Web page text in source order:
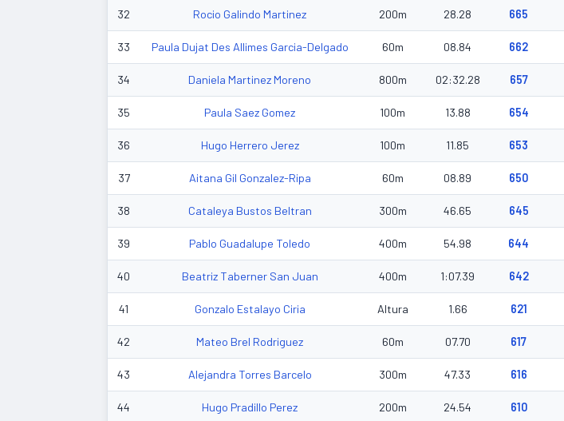
32 Rocio Galindo Martinez 200m 28.28 665
33 Paula Dujat Des Allimes Garcia-Delgado 60m 08.84 662
34 Daniela Martinez Moreno 800m 02:32.28 657
35 Paula Saez Gomez 100m 13.88 654
36 Hugo Herrero Jerez 100m 11.85 653
37 Aitana Gil Gonzalez-Ripa 60m 08.89 650
38 Cataleya Bustos Beltran 300m 46.65 645
39 Pablo Guadalupe Toledo 400m 54.98 644
40 Beatriz Taberner San Juan 400m 1:07.39 642
41 Gonzalo Estalayo Ciria Altura 1.66 621
42 Mateo Brel Rodriguez 60m 07.70 617
43 Alejandra Torres Barcelo 300m 47.33 616
44 Hugo Pradillo Perez 200m 24.54 610